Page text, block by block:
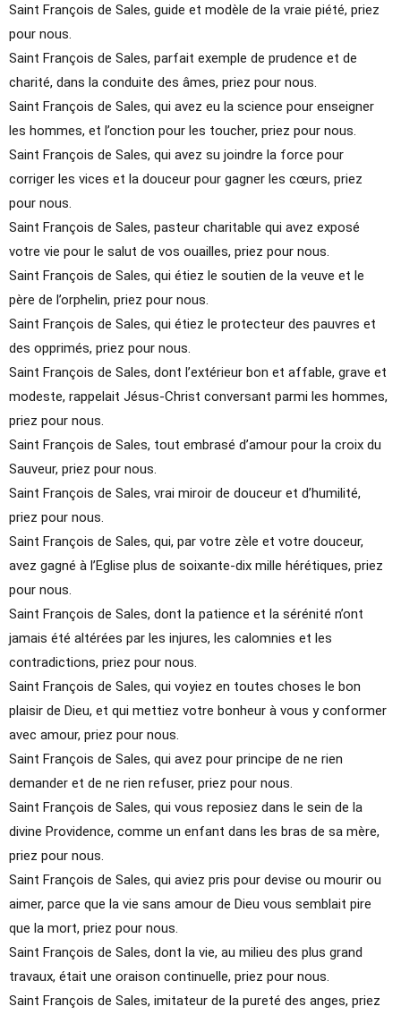
Saint François de Sales, guide et modèle de la vraie piété, priez
pour nous.
Saint François de Sales, parfait exemple de prudence et de
charité, dans la conduite des âmes, priez pour nous.
Saint François de Sales, qui avez eu la science pour enseigner
les hommes, et l’onction pour les toucher, priez pour nous.
Saint François de Sales, qui avez su joindre la force pour
corriger les vices et la douceur pour gagner les cœurs, priez
pour nous.
Saint François de Sales, pasteur charitable qui avez exposé
votre vie pour le salut de vos ouailles, priez pour nous.
Saint François de Sales, qui étiez le soutien de la veuve et le
père de l’orphelin, priez pour nous.
Saint François de Sales, qui étiez le protecteur des pauvres et
des opprimés, priez pour nous.
Saint François de Sales, dont l’extérieur bon et affable, grave et
modeste, rappelait Jésus-Christ conversant parmi les hommes,
priez pour nous.
Saint François de Sales, tout embrasé d’amour pour la croix du
Sauveur, priez pour nous.
Saint François de Sales, vrai miroir de douceur et d’humilité,
priez pour nous.
Saint François de Sales, qui, par votre zèle et votre douceur,
avez gagné à l’Eglise plus de soixante-dix mille hérétiques, priez
pour nous.
Saint François de Sales, dont la patience et la sérénité n’ont
jamais été altérées par les injures, les calomnies et les
contradictions, priez pour nous.
Saint François de Sales, qui voyiez en toutes choses le bon
plaisir de Dieu, et qui mettiez votre bonheur à vous y conformer
avec amour, priez pour nous.
Saint François de Sales, qui avez pour principe de ne rien
demander et de ne rien refuser, priez pour nous.
Saint François de Sales, qui vous reposiez dans le sein de la
divine Providence, comme un enfant dans les bras de sa mère,
priez pour nous.
Saint François de Sales, qui aviez pris pour devise ou mourir ou
aimer, parce que la vie sans amour de Dieu vous semblait pire
que la mort, priez pour nous.
Saint François de Sales, dont la vie, au milieu des plus grand
travaux, était une oraison continuelle, priez pour nous.
Saint François de Sales, imitateur de la pureté des anges, priez